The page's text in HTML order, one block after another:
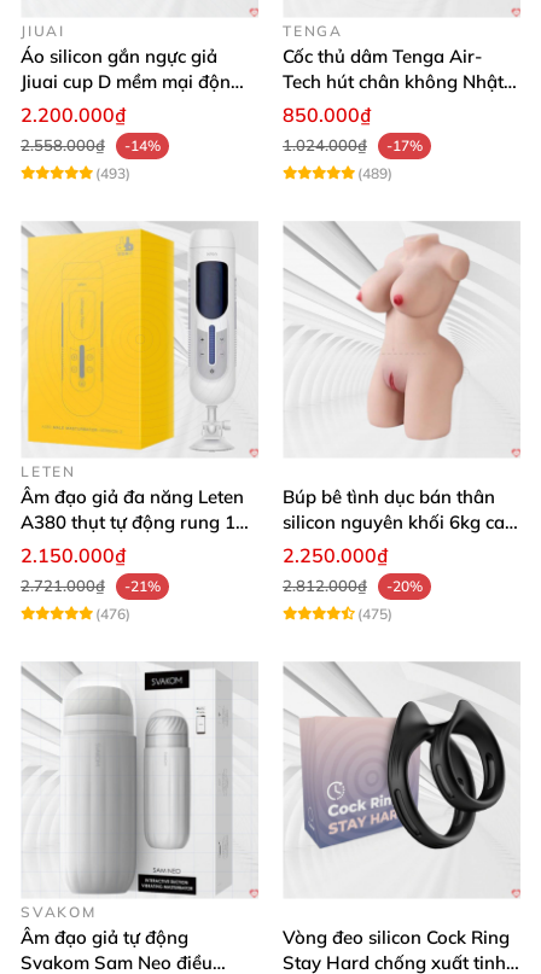
JIUAI
Áo silicon gắn ngực giả
Jiuai cup D mềm mại độn
ngực tự nhiên cho nam
2.200.000₫
2.558.000₫
-14%
(493)
TENGA
Cốc thủ dâm Tenga Air-
Tech hút chân không Nhật
Bản, silicone an toàn
850.000₫
1.024.000₫
-17%
(489)
LETEN
Âm đạo giả đa năng Leten
A380 thụt tự động rung 10
chế độ
2.150.000₫
2.721.000₫
-21%
(476)
Búp bê tình dục bán thân
silicon nguyên khối 6kg cao
cấp giá rẻ
2.250.000₫
2.812.000₫
-20%
(475)
SVAKOM
Âm đạo giả tự động
Svakom Sam Neo điều
Vòng đeo silicon Cock Ring
Stay Hard chống xuất tinh